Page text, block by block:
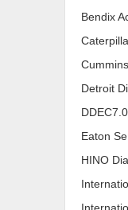
Bendix
Detroit
DDEC7.0
Eaton
HINO